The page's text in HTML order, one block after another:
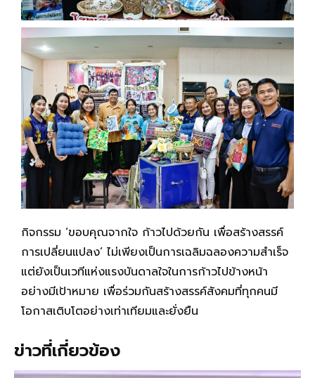
กิจกรรม ‘ขอบคุณจากใจ ก้าวไปด้วยกัน เพื่อสร้างสรรค์
การเปลี่ยนแปลง’ ไม่เพียงเป็นการเฉลิมฉลองความสำเร็จ
แต่ยังเป็นเวทีแห่งแรงบันดาลใจในการก้าวไปข้างหน้า
อย่างมีเป้าหมาย เพื่อร่วมกันสร้างสรรค์สังคมที่ทุกคนมี
โอกาสเติบโตอย่างเท่าเทียมและยั่งยืน
ข่าวที่เกี่ยวข้อง